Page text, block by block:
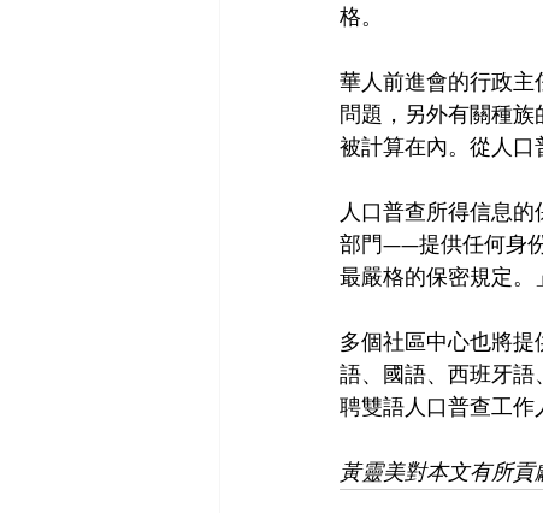
格。
華人前進會的行政主
問題，另外有關種
被計算在內。從人口
人口普查所得信息
部門——提供任何身
最嚴格的保密規定。」
多個社區中心也將提
語、國語、西班牙語
聘雙語人口普查工作
黃靈美對本文有所貢